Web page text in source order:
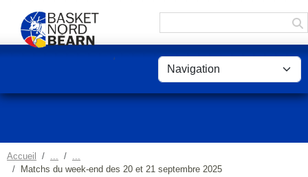
Accueil
Matchs du week-end des 20 et 21 septembre 2025